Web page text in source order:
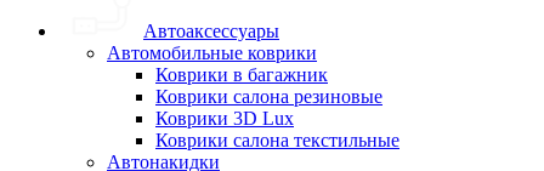
Автоаксессуары
Автомобильные коврики
Коврики в багажник
Коврики салона резиновые
Коврики 3D Lux
Коврики салона текстильные
Автонакидки